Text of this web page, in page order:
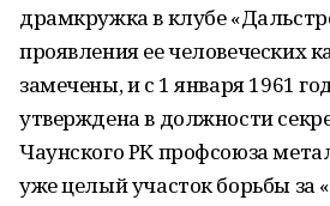
драмкружка в клубе
проявления ее человеческих
замечены, и с 1 января 1961
утверждена в должности
Чаунского РК профсоюза
уже целый участок борьбы за